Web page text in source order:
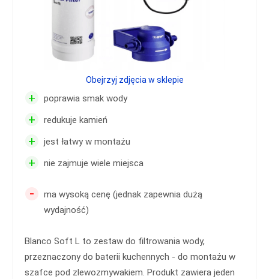
+ poprawia smak wody
+ redukuje kamień
+ jest łatwy w montażu
+ nie zajmuje wiele miejsca
-
ma wysoką cenę (jednak zapewnia dużą
wydajność)
Blanco Soft L to zestaw do filtrowania wody,
przeznaczony do baterii kuchennych - do montażu w
szafce pod zlewozmywakiem. Produkt zawiera jeden
Obejrzyj zdjęcia w sklepie